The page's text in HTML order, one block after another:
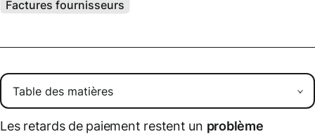
Factures fournisseurs
Les retards de paiement restent un problème